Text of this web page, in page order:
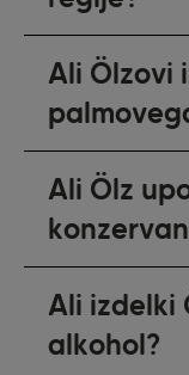
Ali Ölzovi
Ali Ölz
Ali izdelki
alkohol?